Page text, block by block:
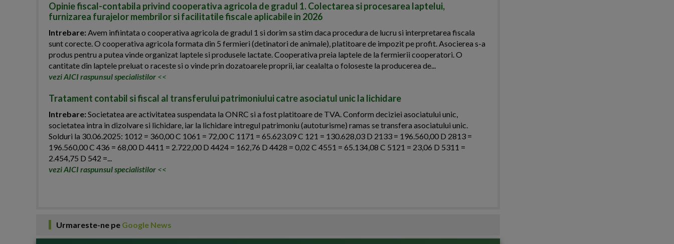
Opinie fiscal-contabila privind cooperativa agricola de gradul 1. Colectarea si procesarea laptelui,
furnizarea furajelor membrilor si facilitatile fiscale aplicabile in 2026
Intrebare:Avem infiintata o cooperativa agricola de gradul 1 si dorim sa stim daca procedura de lucru si interpretarea fiscala
sunt corecte. O cooperativa agricola formata din 5 fermieri (detinatori de animale), platitoare de impozit pe profit. Asocierea s-a
produs pentru a putea vinde organizat laptele si produsele lactate. Cooperativa preia laptele de la fermierii cooperatori. O
cantitate din laptele preluat o raceste si o vinde prin dozatoarele proprii, iar cealalta o foloseste la producerea de...
vezi AICI raspunsul specialistilor <<
Tratament contabil si fiscal al transferului patrimoniului catre asociatul unic la lichidare
Intrebare:Societatea are activitatea suspendata la ONRC si a fost platitoare de TVA. Conform deciziei asociatului unic,
societatea intra in dizolvare si lichidare, iar la lichidare intregul patrimoniu (autoturisme) ramas se transfera asociatului unic.
Solduri la 30.06.2025: 1012 = 360,00 C 1061 = 72,00 C 1171 = 65.623,09 C 121 = 130.628,03 D 2133 = 196.560,00 D 2813 =
196.560,00 C 436 = 68,00 D 4411 = 2.722,00 D 4424 = 162,76 D 4428 = 0,02 C 4551 = 65.134,08 C 5121 = 23,06 D 5311 =
2.454,75 D 542 =...
vezi AICI raspunsul specialistilor <<
Urmareste-ne pe Google News